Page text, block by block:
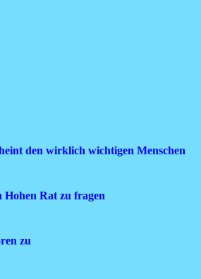
den wirklich wichtigen Menschen
Hohen Rat zu fragen
zu